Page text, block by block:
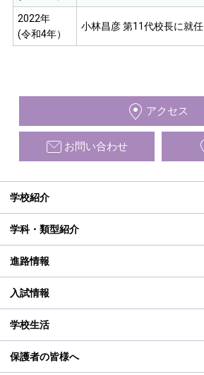
2022年
(令和4年）
小林昌彦 第11代校長に就任
アクセス
お問い合わせ
学校紹介
ごあいさつ、沿革
動画で見る学校案内、SUMIRE100-Fes
施設紹介
アクセス
め対策基本方針
学科・類型紹介
普通科Ⅱ類
普通科Ⅰ類
滋賀短での学び
進路情報
進路サポート
合格者メッセージ
進路実績
入試情報
オープンスクール
オープンスクールレポート
学校生活
部活動、生徒会行事
保護者の皆様へ